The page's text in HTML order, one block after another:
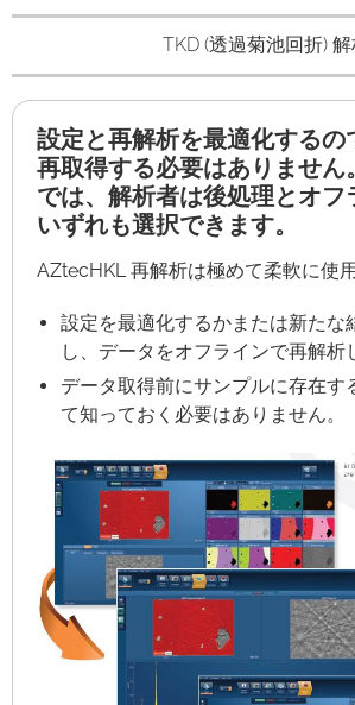
TKD (透過菊池回折)
設定と再解析を最適化するの
再取得する必要はありませ
では、解析者は後処理とオフ
いずれも選択できます。
AZtecHKL 再解析は極めて柔軟に使
設定を最適化するかまたは新たな
し、データをオフラインで再解析
データ取得前にサンプルに存在す
て知っておく必要はありません。